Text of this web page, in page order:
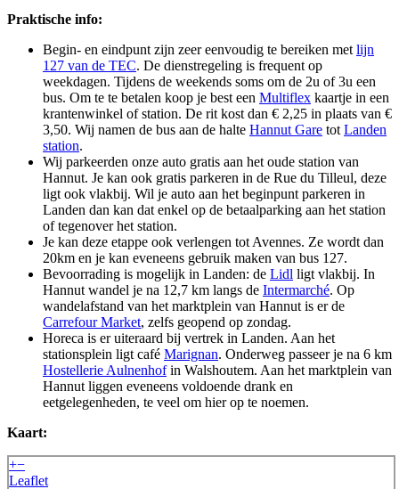
Praktische info:
Begin- en eindpunt zijn zeer eenvoudig te bereiken met lijn
127 van de TEC. De dienstregeling is frequent op
weekdagen. Tijdens de weekends soms om de 2u of 3u een
bus. Om te te betalen koop je best een Multiflex kaartje in een
krantenwinkel of station. De rit kost dan € 2,25 in plaats van €
3,50. Wij namen de bus aan de halte Hannut Gare tot Landen
station.
Wij parkeerden onze auto gratis aan het oude station van
Hannut. Je kan ook gratis parkeren in de Rue du Tilleul, deze
ligt ook vlakbij. Wil je auto aan het beginpunt parkeren in
Landen dan kan dat enkel op de betaalparking aan het station
of tegenover het station.
Je kan deze etappe ook verlengen tot Avennes. Ze wordt dan
20km en je kan eveneens gebruik maken van bus 127.
Bevoorrading is mogelijk in Landen: de Lidl ligt vlakbij. In
Hannut wandel je na 12,7 km langs de Intermarché. Op
wandelafstand van het marktplein van Hannut is er de
Carrefour Market, zelfs geopend op zondag.
Horeca is er uiteraard bij vertrek in Landen. Aan het
stationsplein ligt café Marignan. Onderweg passeer je na 6 km
Hostellerie Aulnenhofin Walshoutem. Aan het marktplein van
Hannut liggen eveneens voldoende drank en
eetgelegenheden, te veel om hier op te noemen.
Kaart:
+−
Leaflet